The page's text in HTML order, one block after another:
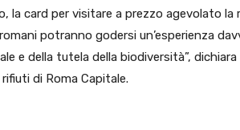
la card per visitare a prezzo agevolato la
potranno godersi un’esperienza
e della tutela della biodiversità”,
di Roma Capitale.